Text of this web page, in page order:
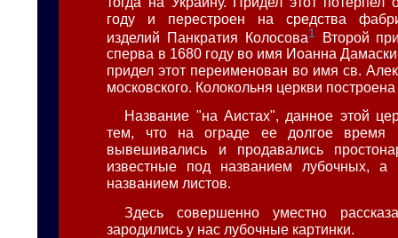
году и перестроен на средства
изделий Панкратия Колосова1
Второй
сперва в 1680 году во имя Иоанна
придел этот переименован во имя св.
московского. Колокольня церкви
Название "на Аистах", данное этой
тем, что на ограде ее долгое время
вывешивались и продавались
известные под названием лубочных,
названием листов.
Здесь совершенно уместно
зародились у нас лубочные картинки.